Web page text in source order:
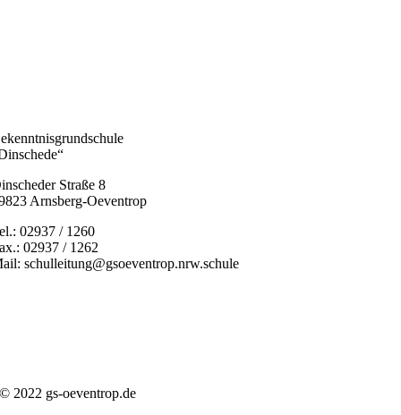
Straße 8
Arnsberg-Oeventrop
02937 / 1260
02937 / 1262
schulleitung@gsoeventrop.nrw.schule
© 2022 gs-oeventrop.de